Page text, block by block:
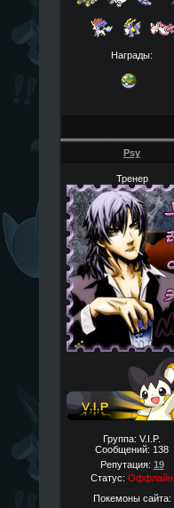
Награды:
Psy
Тренер
Группа: V.I.P.
Сообщений: 138
Репутация: 19
Статус: Оффлайн
Покемоны сайта: